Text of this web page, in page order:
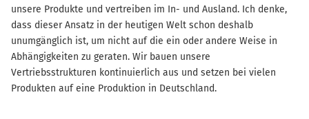
unsere Produkte und vertreiben im In- und Ausland. Ich denke,
dass dieser Ansatz in der heutigen Welt schon deshalb
unumgänglich ist, um nicht auf die ein oder andere Weise in
Abhängigkeiten zu geraten. Wir bauen unsere
Vertriebsstrukturen kontinuierlich aus und setzen bei vielen
Produkten auf eine Produktion in Deutschland.